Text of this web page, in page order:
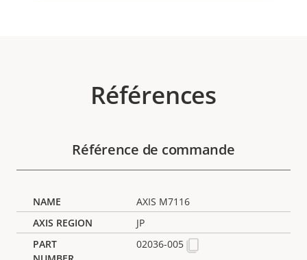
Références
Référence de commande
AXIS M7116
JP
02036-005